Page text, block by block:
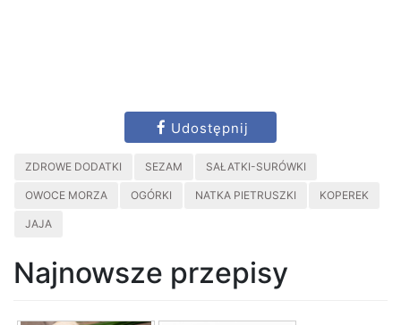
Udostępnij
ZDROWE DODATKI SEZAM SAŁATKI-SURÓWKI
OWOCE MORZA OGÓRKI NATKA PIETRUSZKI KOPEREK
JAJA
Najnowsze przepisy